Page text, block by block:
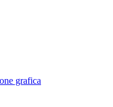
grafica